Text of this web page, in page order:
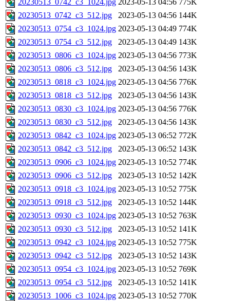
20230513_0742_c3_1024.jpg 2023-05-13 04:56 775K
20230513_0742_c3_512.jpg
2023-05-13 04:56 144K
20230513_0754_c3_1024.jpg 2023-05-13 04:49 774K
20230513_0754_c3_512.jpg
2023-05-13 04:49 143K
20230513_0806_c3_1024.jpg 2023-05-13 04:56 773K
20230513_0806_c3_512.jpg
2023-05-13 04:56 143K
20230513_0818_c3_1024.jpg 2023-05-13 04:56 776K
20230513_0818_c3_512.jpg
2023-05-13 04:56 143K
20230513_0830_c3_1024.jpg 2023-05-13 04:56 776K
20230513_0830_c3_512.jpg
2023-05-13 04:56 143K
20230513_0842_c3_1024.jpg 2023-05-13 06:52 772K
20230513_0842_c3_512.jpg
2023-05-13 06:52 143K
20230513_0906_c3_1024.jpg 2023-05-13 10:52 774K
20230513_0906_c3_512.jpg
2023-05-13 10:52 142K
20230513_0918_c3_1024.jpg 2023-05-13 10:52 775K
20230513_0918_c3_512.jpg
2023-05-13 10:52 144K
20230513_0930_c3_1024.jpg 2023-05-13 10:52 763K
20230513_0930_c3_512.jpg
2023-05-13 10:52 141K
20230513_0942_c3_1024.jpg 2023-05-13 10:52 775K
20230513_0942_c3_512.jpg
2023-05-13 10:52 143K
20230513_0954_c3_1024.jpg 2023-05-13 10:52 769K
20230513_0954_c3_512.jpg
2023-05-13 10:52 141K
20230513_1006_c3_1024.jpg 2023-05-13 10:52 770K